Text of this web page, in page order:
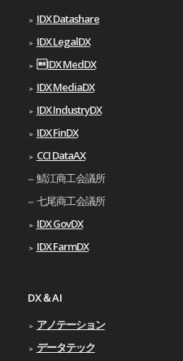
IDX Datashare
IDX LegalDX
IDX MedDX
IDX MediaDX
IDX IndustryDX
IDX FinDX
CCI DataAX
鯖江商工会議所
七尾商工会議所
IDX GovDX
IDX FarmDX
DX＆AI
アノテーション
データテック